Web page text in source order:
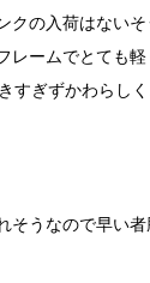
クの入荷はないそ
レームでとても軽
すぎずかわらし
そうなので早い者